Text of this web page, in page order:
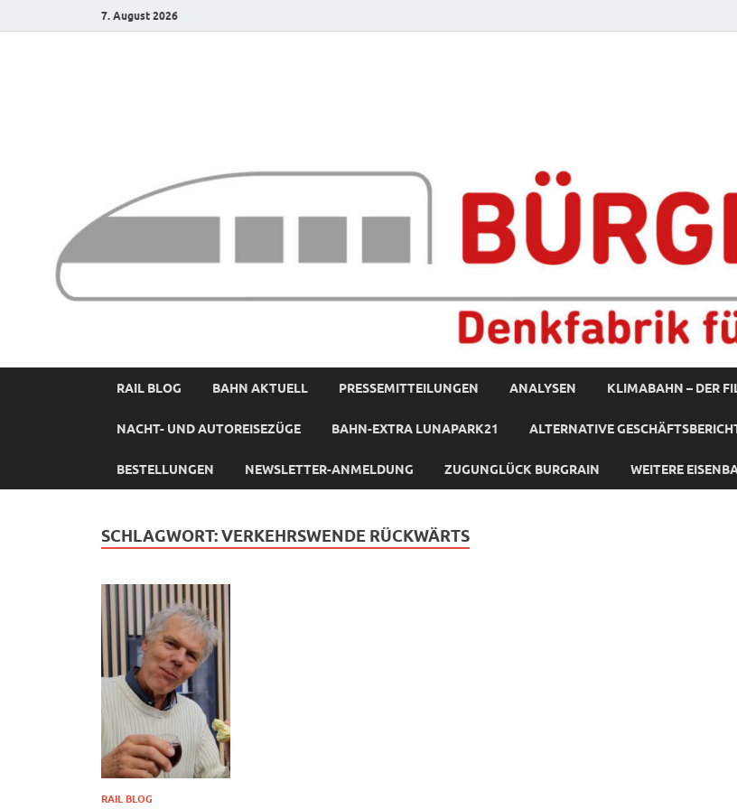
7. August 2026
RAIL BLOG BAHN AKTUELL PRESSEMITTEILUNGEN ANALYSEN KLIMABAHN – DER
NACHT- UND AUTOREISEZÜGE BAHN-EXTRA LUNAPARK21 ALTERNATIVE
BESTELLUNGEN NEWSLETTER-ANMELDUNG ZUGUNGLÜCK BURGRAIN WEITERE
SCHLAGWORT:VERKEHRSWENDE RÜCKWÄRTS
RAIL BLOG